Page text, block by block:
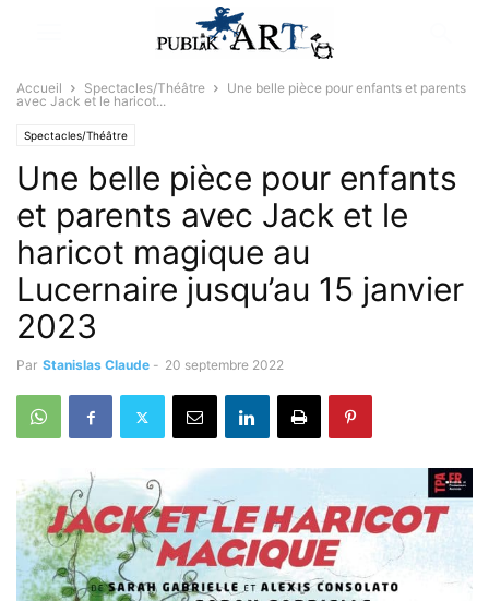
Accueil Spectacles/Théâtre
Une belle pièce pour enfants et parents
avec Jack et le haricot...
Spectacles/Théâtre
Une belle pièce pour enfants
et parents avec Jack et le
haricot magique au
Lucernaire jusqu’au 15 janvier
2023
Par Stanislas Claude - 20 septembre 2022